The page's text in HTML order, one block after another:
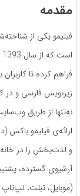
مقدمه
فیلیمو یکی از
فراهم کرده تا کاربران
زیرنویس فارسی و در
نه‌تنها از طریق
و لذت‌بخش را در خانه
آرشیوی گسترده،
(موبایل، تبلت،